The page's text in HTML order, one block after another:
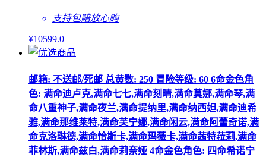
支持包赔放心购
¥10599.0
邮箱: 不送邮/死邮 总黄数: 250 冒险等级: 60 6命金色角
色: 满命迪卢克,满命七七,满命刻晴,满命莫娜,满命琴,满
命八重神子,满命夜兰,满命提纳里,满命纳西妲,满命迪希
雅,满命那维莱特,满命芙宁娜,满命闲云,满命阿蕾奇诺,满
命克洛琳德,满命恰斯卡,满命玛薇卡,满命茜特菈莉,满命
菲林斯,满命兹白,满命莉奈娅 4命金色角色: 四命希诺宁